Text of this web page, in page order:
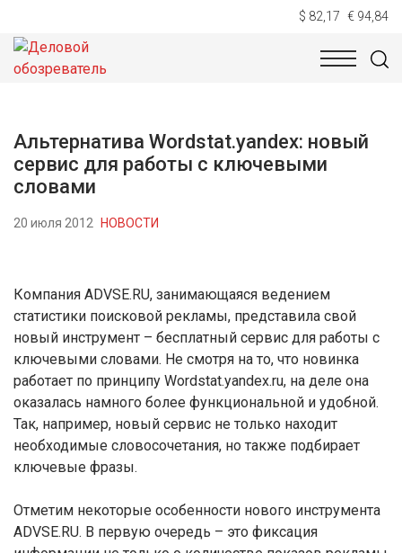
$ 82,17 € 94,84
НОВОСТИ
Альтернатива Wordstat.yandex: новый
сервис для работы с ключевыми
словами
20 июля 2012 НОВОСТИ
Компания ADVSE.RU, занимающаяся ведением
статистики поисковой рекламы, представила свой
новый инструмент – бесплатный сервис для работы с
ключевыми словами. Не смотря на то, что новинка
работает по принципу Wordstat.yandex.ru, на деле она
оказалась намного более функциональной и удобной.
Так, например, новый сервис не только находит
необходимые словосочетания, но также подбирает
ключевые фразы.
Отметим некоторые особенности нового инструмента
ADVSE.RU. В первую очередь – это фиксация